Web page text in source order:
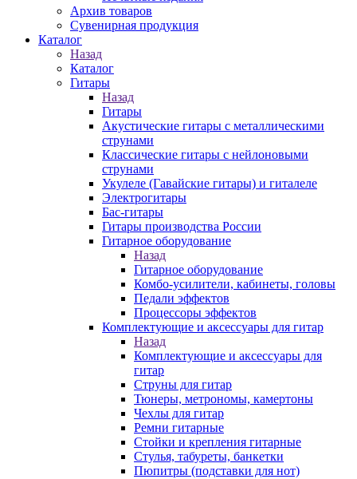
Архив товаров
Сувенирная продукция
Каталог
Назад
Каталог
Гитары
Назад
Гитары
Акустические гитары с металлическими
струнами
Классические гитары с нейлоновыми
струнами
Укулеле (Гавайские гитары) и гиталеле
Электрогитары
Бас-гитары
Гитары производства России
Гитарное оборудование
Назад
Гитарное оборудование
Комбо-усилители, кабинеты, головы
Педали эффектов
Процессоры эффектов
Комплектующие и аксессуары для гитар
Назад
Комплектующие и аксессуары для
гитар
Струны для гитар
Тюнеры, метрономы, камертоны
Чехлы для гитар
Ремни гитарные
Стойки и крепления гитарные
Стулья, табуреты, банкетки
Пюпитры (подставки для нот)